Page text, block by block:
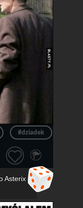
#dziadek
Asterix